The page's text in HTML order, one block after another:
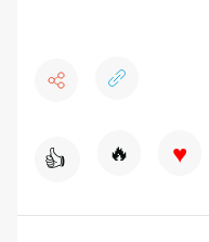
👍 🔥 ♥